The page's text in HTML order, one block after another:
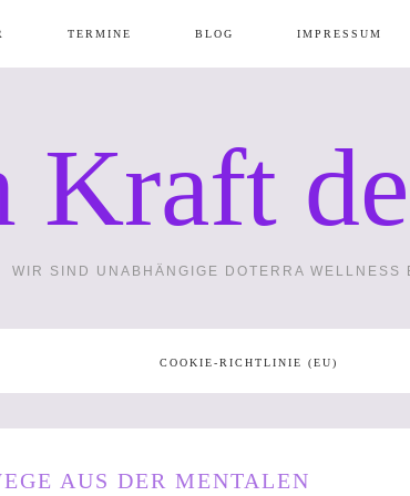
1
TERMINE BLOG IMPRESSUM
Kraft
WIR SIND UNABHÄNGIGE DOTERRA WELLNESS
COOKIE-RICHTLINIE (EU)
AUS DER MENTALEN